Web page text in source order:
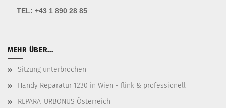
TEL: +43 1 890 28 85
MEHR ÜBER...
Sitzung unterbrochen
Handy Reparatur 1230 in Wien - flink & professionell
REPARATURBONUS Österreich